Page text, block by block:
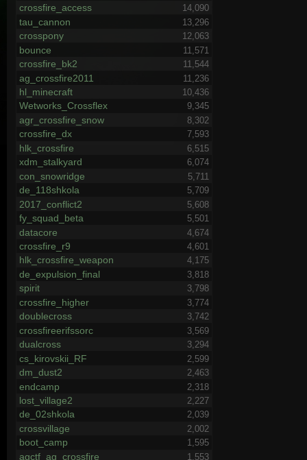
crossfire_access 14,090
tau_cannon 13,296
crosspony 12,063
bounce 11,571
crossfire_bk2 11,544
ag_crossfire2011 11,236
hl_minecraft 10,436
Wetworks_Crossflex 9,345
agr_crossfire_snow 8,302
crossfire_dx 7,593
hlk_crossfire 6,515
xdm_stalkyard 6,074
con_snowridge 5,711
de_118shkola 5,709
2017_conflict2 5,608
fy_squad_beta 5,501
datacore 4,674
crossfire_r9 4,601
hlk_crossfire_weapon 4,175
de_expulsion_final 3,818
spirit 3,798
crossfire_higher 3,774
doublecross 3,742
crossfireerifssorc 3,569
dualcross 3,294
cs_kirovskii_RF 2,599
dm_dust2 2,463
endcamp 2,318
lost_village2 2,227
de_02shkola 2,039
crossvillage 2,002
boot_camp 1,595
agctf_ag_crossfire 1,553